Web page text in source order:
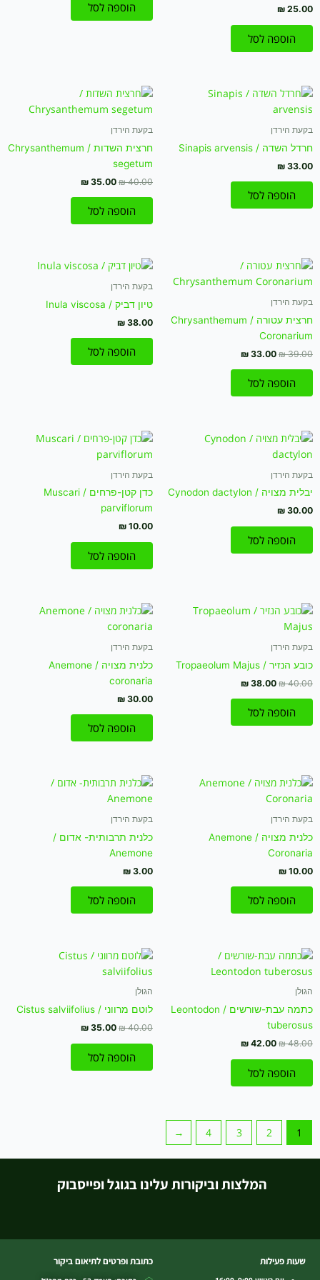
₪ 25.00
הוספה לסל
הוספה לסל
בקעת הירדן
חרדל השדה / Sinapis arvensis
₪ 33.00
הוספה לסל
בקעת הירדן
חרצית השדות / Chrysanthemum
segetum
₪40.00
המחיר
היה:
₪ 35.00
המחיר
הוא:
הוספה לסל
בקעת הירדן
חרצית עטורה / Chrysanthemum
Coronarium
₪39.00
המחיר
היה:
₪ 33.00
הוא:
הוספה לסל
בקעת הירדן
טיון דביק / Inula viscosa
₪ 38.00
הוספה לסל
בקעת הירדן
יבלית מצויה / Cynodon dactylon
₪ 30.00
הוספה לסל
בקעת הירדן
כדן קטן-פרחים / Muscari
parviflorum
₪ 10.00
הוספה לסל
בקעת הירדן
כובע הנזיר / Tropaeolum Majus
₪40.00
המחיר
₪ 38.00
המחיר
הוספה לסל
בקעת הירדן
כלנית מצויה / Anemone
coronaria
₪ 30.00
הוספה לסל
בקעת הירדן
כלנית מצויה / Anemone
Coronaria
₪ 10.00
הוספה לסל
בקעת הירדן
כלנית תרבותית- אדום /
Anemone
₪ 3.00
הוספה לסל
הגולן
כתמה עבת-שורשים / Leontodon
tuberosus
₪48.00
המחיר
המקורי
היה:
₪ 42.00
המחיר
הוא:
הוספה לסל
הגולן
לוטם מרווני / Cistus salviifolius
₪40.00
המחיר
היה:
₪ 35.00
המחיר
הנוכחי
הוספה לסל
1
2
3
4
←
המלצות וביקורות עלינו בגוגל ופייסבוק
שעות פעילות כתובת ופרטים לתיאום ביקור